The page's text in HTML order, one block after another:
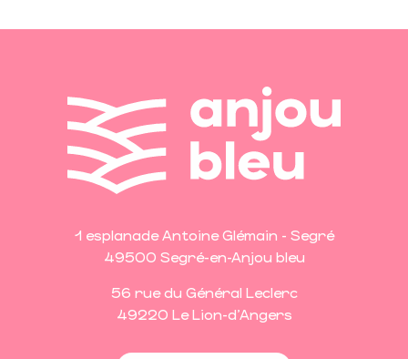
1 esplanade Antoine Glémain - Segré
49500 Segré-en-Anjou bleu
56 rue du Général Leclerc
49220 Le Lion-d'Angers